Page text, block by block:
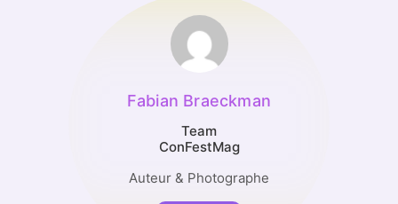
Fabian Braeckman
Team
ConFestMag
Auteur & Photographe